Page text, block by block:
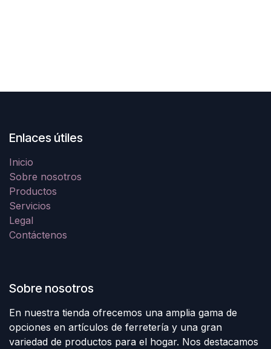
Enlaces útiles
Inicio
Sobre nosotros
Productos
Servicios
Legal
Contáctenos
Sobre nosotros
En nuestra tienda ofrecemos una amplia gama de
opciones en artículos de ferretería y una gran
variedad de productos para el hogar. Nos destacamos